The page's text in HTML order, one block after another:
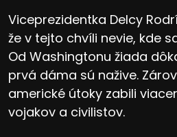
Viceprezidentka Delcy
že v tejto chvíli nevie, kde
Od Washingtonu žiada
prvá dáma sú nažive.
americké útoky zabili
vojakov a civilistov.